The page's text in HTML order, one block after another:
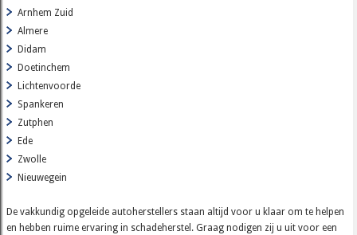
Arnhem Zuid
Almere
Didam
Doetinchem
Lichtenvoorde
Spankeren
Zutphen
Ede
Zwolle
Nieuwegein
De vakkundig opgeleide autoherstellers staan altijd voor u klaar om te helpen
en hebben ruime ervaring in schadeherstel. Graag nodigen zij u uit voor een